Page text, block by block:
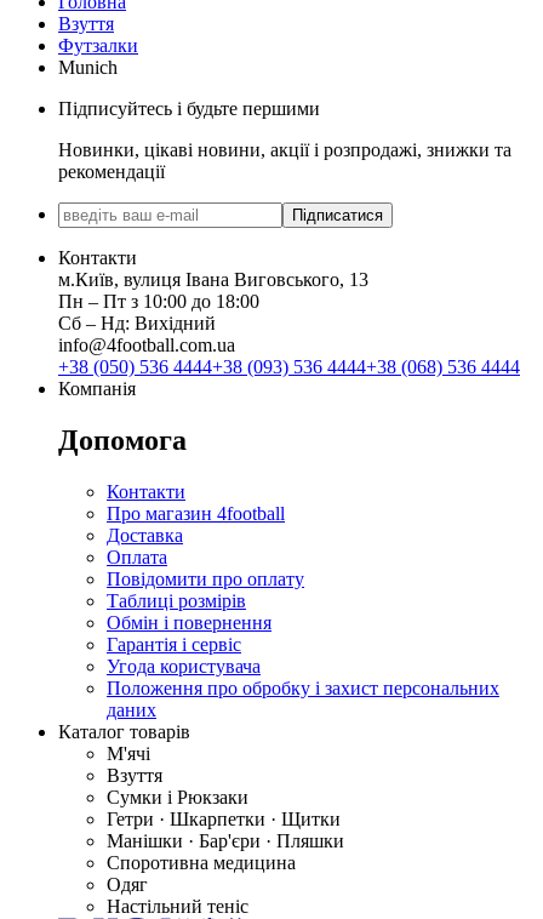
Взуття
Футзалки
Munich
Підписуйтесь і будьте першими
Новинки, цікаві новини, акції і розпродажі, знижки та
рекомендації
Підписатися
Контакти
м.Київ, вулиця Івана Виговського, 13
Пн ‒ Пт з 10:00 до 18:00
Сб ‒ Нд: Вихідний
info@4football.com.ua
+38 (050) 536 4444+38 (093) 536 4444+38 (068) 536 4444
Компанія
Допомога
Контакти
Про магазин 4football
Доставка
Оплата
Повідомити про оплату
Таблиці розмірів
Обмін і повернення
Гарантія і сервіс
Угода користувача
Положення про обробку і захист персональних
даних
Каталог товарів
М'ячі
Взуття
Сумки і Рюкзаки
Гетри · Шкарпетки · Щитки
Манішки · Бар'єри · Пляшки
Споротивна медицина
Одяг
Настільний теніс